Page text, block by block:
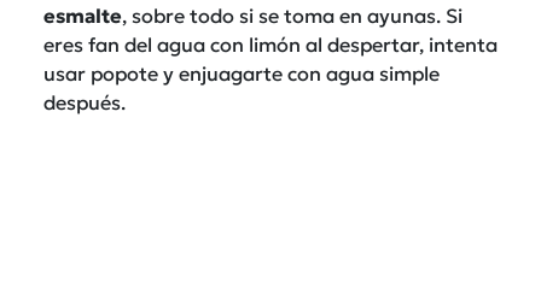
esmalte, sobre todo si se toma en ayunas. Si
eres fan del agua con limón al despertar, intenta
usar popote y enjuagarte con agua simple
después.